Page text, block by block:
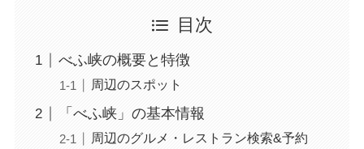
目次
べふ峡の概要と特徴
周辺のスポット
「べふ峡」の基本情報
周辺のグルメ・レストラン検索&予約